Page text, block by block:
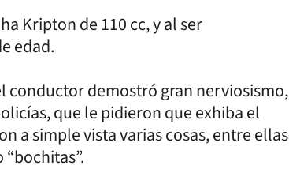
Kripton de 110 cc, y al ser
edad.
conductor demostró gran nerviosismo,
que le pidieron que exhiba el
a simple vista varias cosas, entre ellas